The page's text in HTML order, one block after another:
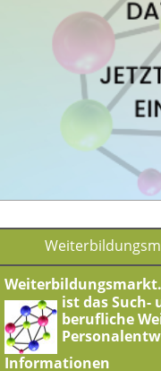
ist das
berufliche
Informationen